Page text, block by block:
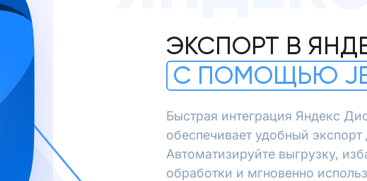
ЭКСПОРТ В
С ПОМОЩЬЮ
Быстрая интеграция Яндекс
обеспечивает удобный
Автоматизируйте выгрузку,
обработки и мгновенно